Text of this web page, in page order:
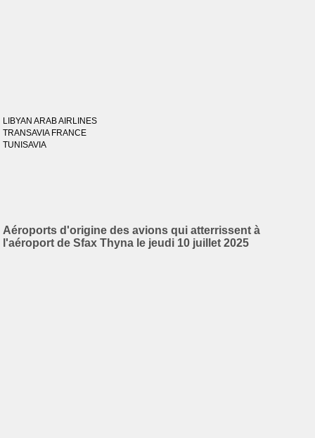
LIBYAN ARAB AIRLINES
TRANSAVIA FRANCE
TUNISAVIA
Aéroports d'origine des avions qui atterrissent à
l'aéroport de Sfax Thyna le jeudi 10 juillet 2025